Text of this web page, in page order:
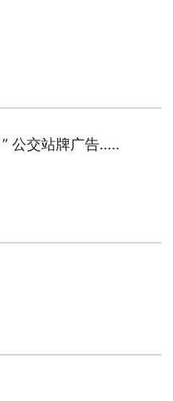
公交站牌广告…..